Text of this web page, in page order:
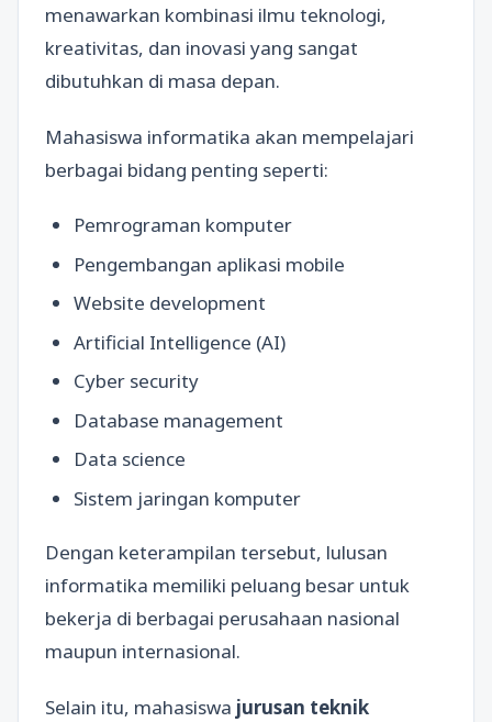
menawarkan kombinasi ilmu teknologi,
kreativitas, dan inovasi yang sangat
dibutuhkan di masa depan.
Mahasiswa informatika akan mempelajari
berbagai bidang penting seperti:
Pemrograman komputer
Pengembangan aplikasi mobile
Website development
Artificial Intelligence (AI)
Cyber security
Database management
Data science
Sistem jaringan komputer
Dengan keterampilan tersebut, lulusan
informatika memiliki peluang besar untuk
bekerja di berbagai perusahaan nasional
maupun internasional.
Selain itu, mahasiswa jurusan teknik